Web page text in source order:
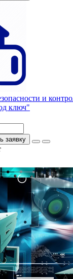
и
ключ"
заявку